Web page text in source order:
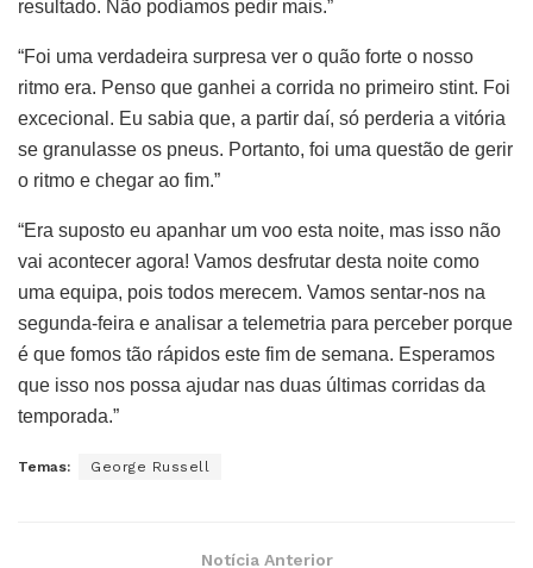
resultado. Não podíamos pedir mais.”
“Foi uma verdadeira surpresa ver o quão forte o nosso
ritmo era. Penso que ganhei a corrida no primeiro stint. Foi
excecional. Eu sabia que, a partir daí, só perderia a vitória
se granulasse os pneus. Portanto, foi uma questão de gerir
o ritmo e chegar ao fim.”
“Era suposto eu apanhar um voo esta noite, mas isso não
vai acontecer agora! Vamos desfrutar desta noite como
uma equipa, pois todos merecem. Vamos sentar-nos na
segunda-feira e analisar a telemetria para perceber porque
é que fomos tão rápidos este fim de semana. Esperamos
que isso nos possa ajudar nas duas últimas corridas da
temporada.”
Temas: George Russell
Notícia Anterior